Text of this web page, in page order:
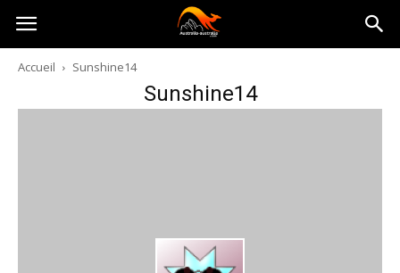
Australia-
australie.com
Accueil Sunshine14
Sunshine14